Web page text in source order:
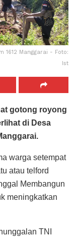
1612 Manggarai - Foto:
Ist
gotong royong
di Desa
warga setempat
atau telford
Membangun
meningkatkan
TNI